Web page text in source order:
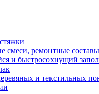
смеси, ремонтные составы
и быстросохнущий
и текстильных